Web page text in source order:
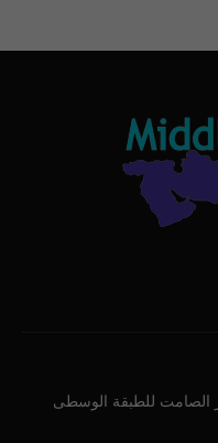
الصامت للطبقة الوسطى